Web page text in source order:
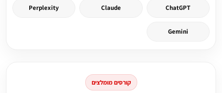
ChatGPT
Claude
Perplexity
Gemini
קורסים מומלצים